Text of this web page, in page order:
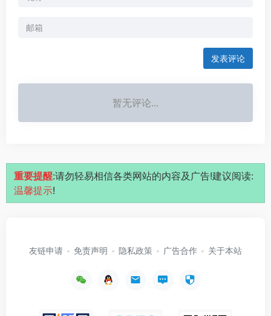
发表评论
暂无评论...
重要提醒:请勿轻易相信各类网站的内容及广告!建议阅读:
温馨提示!
友链申请 免责声明 隐私政策 广告合作 关于本站